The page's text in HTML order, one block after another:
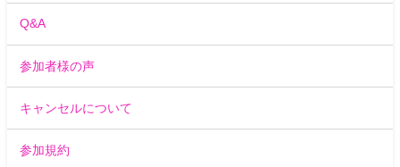
Q&A
参加者様の声
キャンセルについて
参加規約